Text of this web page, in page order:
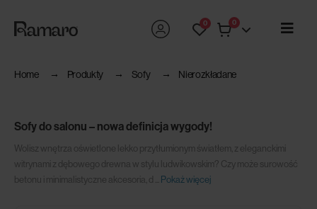
0 0
Home Produkty Sofy Nierozkładane
Sofy do salonu – nowa definicja wygody!
Wolisz wnętrza oświetlone lekko przytłumionym światłem, z eleganckimi
witrynami z dębowego drewna w stylu ludwikowskim? Czy może surowość
betonu i minimalistyczne akcesoria, d
Pokaż więcej